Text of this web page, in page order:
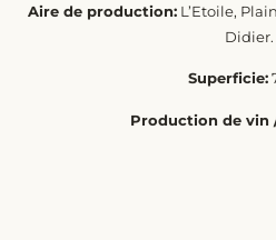
Aire de production:L’Etoile,
Didier.
Superficie:
Production de vin